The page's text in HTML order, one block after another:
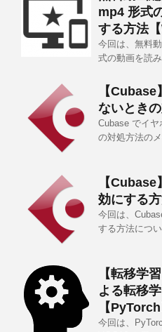
mp4 形式
する方法
今回は、無料
式の動画を読み
【
ないときの
Cubase でイヤ
の対処方法のメ
【
効にする方
今回は、
する方法につ
【転移学
よる転移
【PyTorch
今回は、